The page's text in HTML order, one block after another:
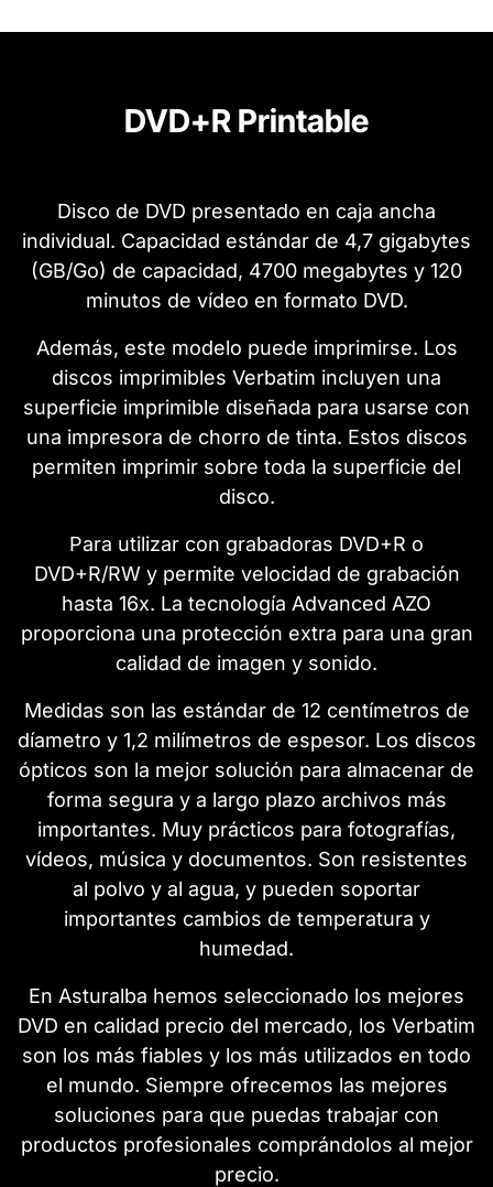
DVD+R Printable
Disco de DVD presentado en caja ancha
individual. Capacidad estándar de 4,7 gigabytes
(GB/Go) de capacidad, 4700 megabytes y 120
minutos de vídeo en formato DVD.
Además, este modelo puede imprimirse. Los
discos imprimibles Verbatim incluyen una
superficie imprimible diseñada para usarse con
una impresora de chorro de tinta. Estos discos
permiten imprimir sobre toda la superficie del
disco.
Para utilizar con grabadoras DVD+R o
DVD+R/RW y permite velocidad de grabación
hasta 16x. La tecnología Advanced AZO
proporciona una protección extra para una gran
calidad de imagen y sonido.
Medidas son las estándar de 12 centímetros de
díametro y 1,2 milímetros de espesor. Los discos
ópticos son la mejor solución para almacenar de
forma segura y a largo plazo archivos más
importantes. Muy prácticos para fotografías,
vídeos, música y documentos. Son resistentes
al polvo y al agua, y pueden soportar
importantes cambios de temperatura y
humedad.
En Asturalba hemos seleccionado los mejores
DVD en calidad precio del mercado, los Verbatim
son los más fiables y los más utilizados en todo
el mundo. Siempre ofrecemos las mejores
soluciones para que puedas trabajar con
productos profesionales comprándolos al mejor
precio.